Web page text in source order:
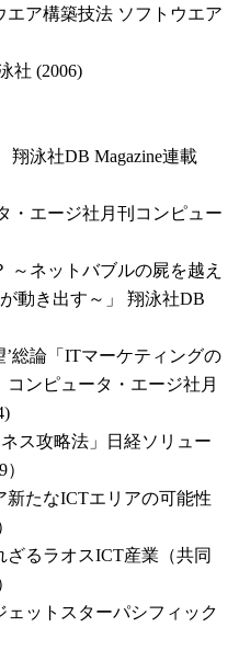
エア構築技法 ソフトウエア
社 (2006)
翔泳社DB Magazine連載
・エージ社月刊コンピュー
～ネットバブルの屍を越え
動き出す～」 翔泳社DB
総論「ITマーケティングの
ンピュータ・エージ社月
ス攻略法」日経ソリュー
新たなICTエリアの可能性
ざるラオスICT産業（共同
ェットスターパシフィック